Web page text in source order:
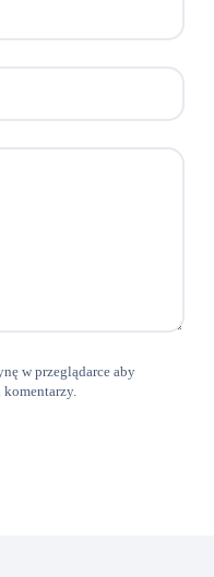
w przeglądarce aby
komentarzy.